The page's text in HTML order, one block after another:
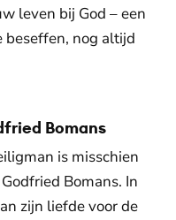
leven bij God – een
beseffen, nog altijd
Bomans
is misschien
Bomans. In
zijn liefde voor de